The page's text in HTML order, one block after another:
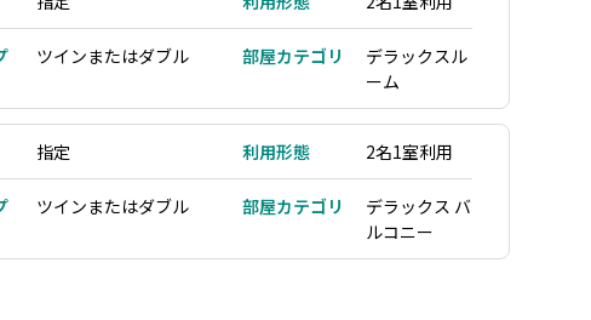
ツインまたはダブル 部屋カテゴリ
デラックスル
ーム
指定 利用形態 2名1室利用
ツインまたはダブル 部屋カテゴリ
デラックス バ
ルコニー